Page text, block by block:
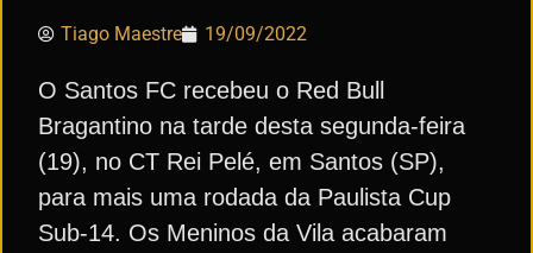
Tiago Maestre 19/09/2022
O Santos FC recebeu o Red Bull
Bragantino na tarde desta segunda-feira
(19), no CT Rei Pelé, em Santos (SP),
para mais uma rodada da Paulista Cup
Sub-14. Os Meninos da Vila acabaram